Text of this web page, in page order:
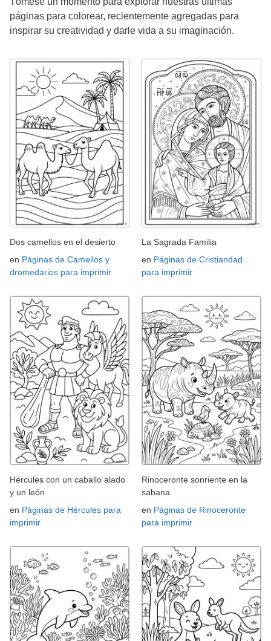
páginas para colorear, recientemente agregadas para
inspirar su creatividad y darle vida a su imaginación.
Dos camellos en el desierto
en Páginas de Camellos y
dromedarios para imprimir
La Sagrada Familia
en Páginas de Cristiandad
para imprimir
Hércules con un caballo alado
y un león
en Páginas de Hércules para
imprimir
Rinoceronte sonriente en la
sabana
en Páginas de Rinoceronte
para imprimir